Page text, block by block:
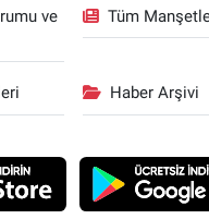
ve
Tüm
Haber Arşivi